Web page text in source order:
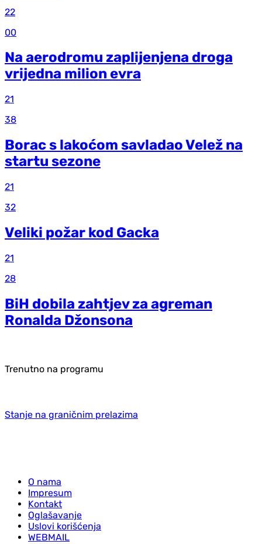
22
00
Na aerodromu zaplijenjena droga
vrijedna milion evra
21
38
Borac s lakoćom savladao Velež na
startu sezone
21
32
Veliki požar kod Gacka
21
28
BiH dobila zahtjev za agreman
Ronalda Džonsona
Trenutno na programu
Stanje na graničnim prelazima
O nama
Impresum
Kontakt
Oglašavanje
Uslovi korišćenja
WEBMAIL